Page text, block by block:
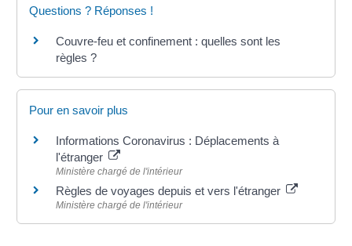
Questions ? Réponses !
Couvre-feu et confinement : quelles sont les
règles ?
Pour en savoir plus
Informations Coronavirus : Déplacements à
l'étranger
Ministère chargé de l'intérieur
Règles de voyages depuis et vers l'étranger
Ministère chargé de l'intérieur